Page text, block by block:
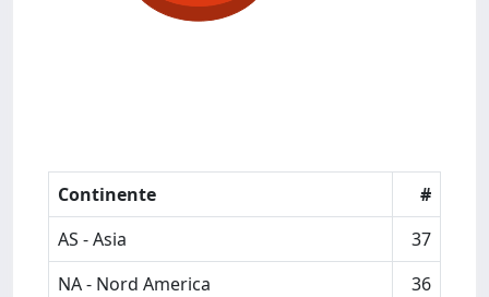
Continente
#
AS - Asia
37
NA - Nord America
36